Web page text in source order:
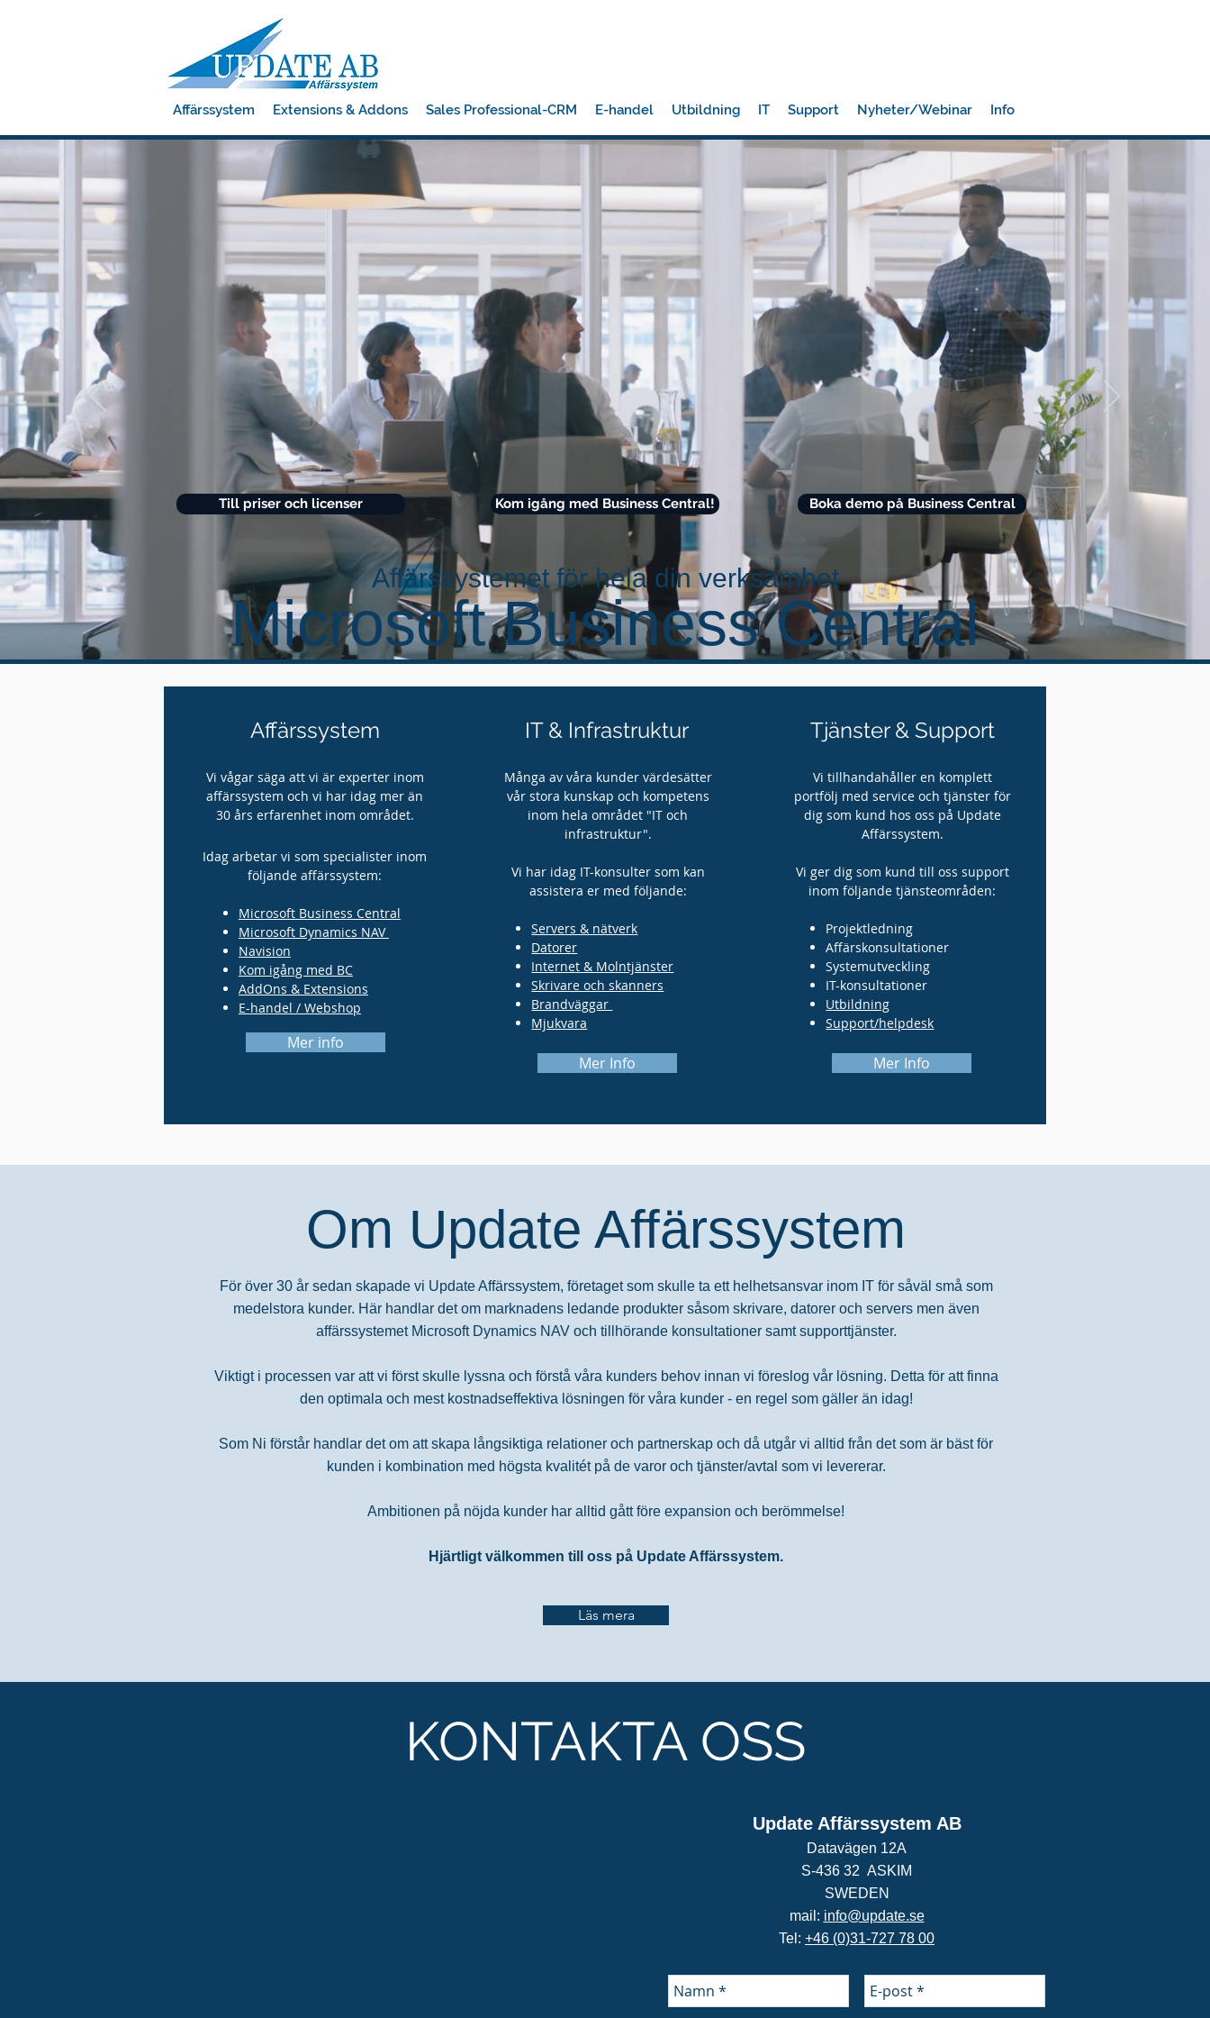
Affärssystem Extensions & Addons Sales Professional-CRM E-handel Utbildning IT Support Nyheter/Webinar Info
Till priser och licenser Kom igång med Business Central! Boka demo på Business Central
Affärssystemet för hela din verksamhet
Microsoft Business Central
Affärssystem
Vi vågar säga att vi är experter inom
affärssystem och vi har idag mer än
30 års erfarenhet inom området.
Idag arbetar vi som specialister inom
följande affärssystem:
MicrosoftBusiness Central
Microsoft Dynamics NAV
Navision
Kom igång med BC
AddOns & Extensions
E-handel / Webshop
Mer info
IT & Infrastruktur
Många av våra kunder värdesätter
vår stora kunskap och kompetens
inom hela området "IT och
infrastruktur".
Vi har idag IT-konsulter som kan
assistera er med följande:
Servers & nätverk
Datorer
Internet & Molntjänster
Skrivare och skanners
Brandväggar
Mjukvara
Mer Info
Tjänster & Support
Vi tillhandahåller en komplett
portfölj med service och tjänster för
dig som kund hos oss på Update
Affärssystem.
Vi ger dig som kund till oss support
inom följande tjänsteområden:
Projektledning
Affärskonsultationer
Systemutveckling
IT-konsultationer
Utbildning
Support/helpdesk
Mer Info
Om Update Affärssystem
För över 30 år sedan skapade vi Update Affärssystem, företaget som skulle ta ett helhetsansvar inom IT för såväl små som
medelstora kunder. Här handlar det om marknadens ledande produkter såsom skrivare, datorer och servers men även
affärssystemet Microsoft Dynamics NAV och tillhörande konsultationer samt supporttjänster.
Viktigt i processen var att vi först skulle lyssna och förstå våra kunders behov innan vi föreslog vår lösning. Detta för att finna
den optimala och mest kostnadseffektiva lösningen för våra kunder - en regel som gäller än idag!
Som Ni förstår handlar det om att skapa långsiktiga relationer och partnerskap och då utgår vi alltid från det som är bäst för
kunden i kombination med högsta kvalitét på de varor och tjänster/avtal som vi levererar.
Ambitionen på nöjda kunder har alltid gått före expansion och berömmelse!
Hjärtligt välkommen till oss på Update Affärssystem.
Läs mera
KONTAKTA OSS
Update Affärssystem AB
Datavägen 12A
S-436 32 ASKIM
SWEDEN
mail: info@update.se
Tel: +46 (0)31-727 78 00